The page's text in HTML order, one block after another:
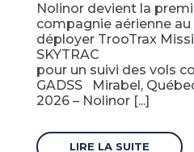
Nolinor devient la
compagnie aérienne au
déployer TrooTrax
SKYTRAC
pour un suivi des vols
GADSS Mirabel,
2026 – Nolinor [...]
LIRE LA SUITE